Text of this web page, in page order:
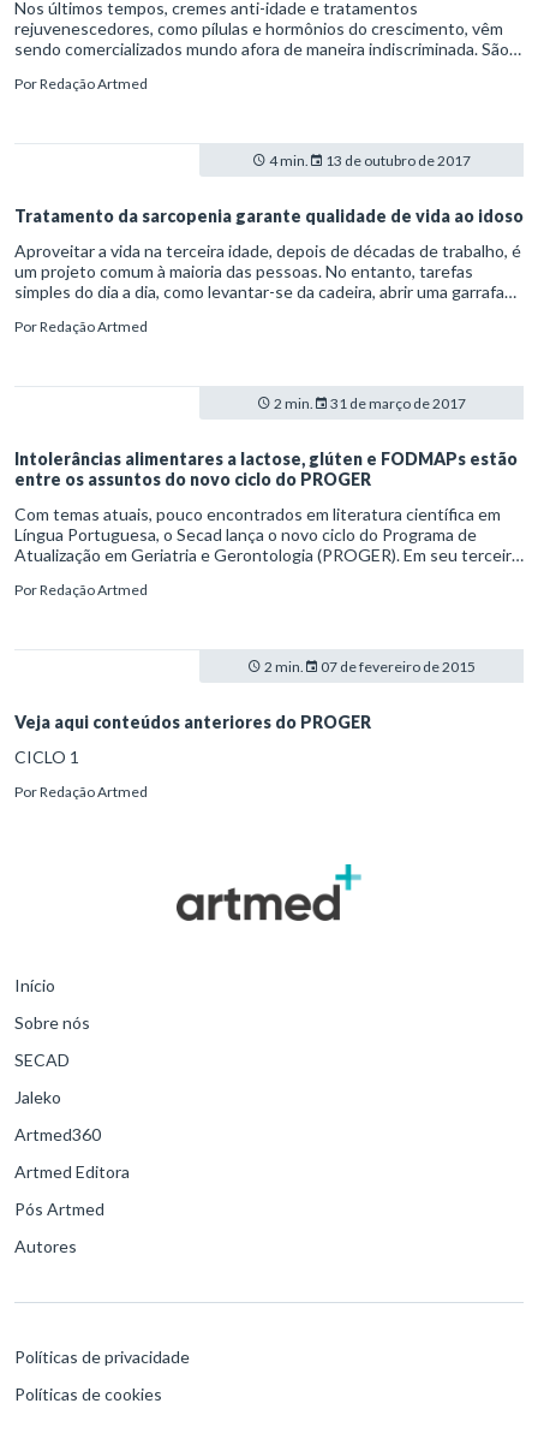
Nos últimos tempos, cremes anti-idade e tratamentos
rejuvenescedores, como pílulas e hormônios do crescimento, vêm
sendo comercializados mundo afora de maneira indiscriminada. São
seja na pele, na memória ou mesmo no próprio desempenho físico. É
porque envelhecer faz parte do processo natural da vida.
PorRedação Artmed
4 min. 13 de outubro de 2017
Tratamento da sarcopenia garante qualidade de vida ao idoso
Aproveitar a vida na terceira idade, depois de décadas de trabalho, é
um projeto comum à maioria das pessoas. No entanto, tarefas
simples do dia a dia, como levantar-se da cadeira, abrir uma garrafa
Os sinais de que a idade não vem sozinha são claros. Às vezes, ela
sintomas podem apontar para uma só doença: a sarcopenia.
PorRedação Artmed
2 min. 31 de março de 2017
Intolerâncias alimentares a lactose, glúten e FODMAPs estão
entre os assuntos do novo ciclo do PROGER
Com temas atuais, pouco encontrados em literatura científica em
Língua Portuguesa, o Secad lança o novo ciclo do Programa de
Atualização em Geriatria e Gerontologia (PROGER). Em seu terceiro
de Geriatria e Gerontologia (SBGG) e conta a participação de
PorRedação Artmed
2 min. 07 de fevereiro de 2015
Veja aqui conteúdos anteriores do PROGER
CICLO 1
PorRedação Artmed
Início
Sobre nós
SECAD
Jaleko
Artmed360
Artmed Editora
Pós Artmed
Autores
Políticas de privacidade
Políticas de cookies